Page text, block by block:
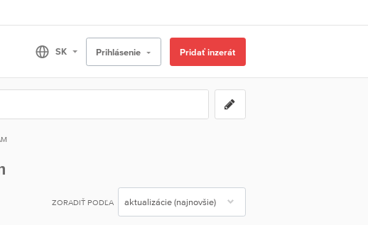
Prihlásenie Pridať inzerát
ZORADIŤ PODĽA